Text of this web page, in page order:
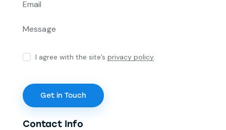
I agree with the site’sprivacy policy.
Contact Info